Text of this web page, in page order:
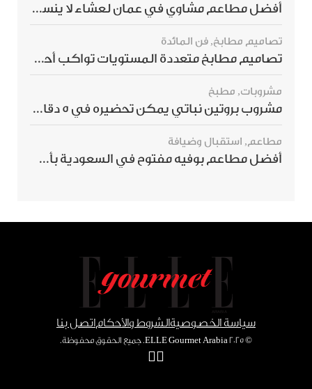
أفضل مطاعم مشاوي في عمان لعشاء لا ينسى
تصاميم مطابخ, فن المائدة
تصاميم مطابخ متعددة المستويات تواكب أحدث صيحات الديكور العالمي
مشروبات, مطبخ
مشروب بروتين نباتي يمكن تحضيره في 5 دقائق ويمنحك شعورًا بالشبع
مطاعم, استقبال وضيافة
أفضل مطاعم بوفيه مفتوح في السعودية بأسعار تناسب الجميع
سياسة الخصوصيةالشروط والأحكاماتصل بنا
© ٢٠٢٥ ELLE Gourmet Arabia. جميع الحقوق محفوظة.